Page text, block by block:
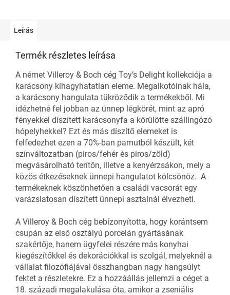
Leírás
Termék részletes leírása
A német Villeroy & Boch cég Toy’s Delight kollekciója a
karácsony kihagyhatatlan eleme. Megalkotóinak hála,
a karácsony hangulata tükröződik a termékekből. Mi
idézhetné fel jobban az ünnep légkörét, mint az apró
fényekkel díszített karácsonyfa a körülötte szállingózó
hópelyhekkel? Ezt és más díszítő elemeket is
felfedezhet ezen a 70%-ban pamutból készült, két
színváltozatban (piros/fehér és piros/zöld)
megvásárolható terítőn, illetve a kenyérzsákon, mely a
közös étkezéseknek ünnepi hangulatot kölcsönöz. A
termékeknek köszönhetően a családi vacsorát egy
varázslatosan díszített ünnepi asztalnál élvezheti.
A Villeroy & Boch cég bebízonyította, hogy korántsem
csupán az első osztályú porcelán gyártásának
szakértője, hanem ügyfelei részére más konyhai
kiegészítőkkel és dekorációkkal is szolgál, melyeknél a
vállalat filozófiájával összhangban nagy hangsúlyt
fektet a részletekre. Ez a hozzáállás jellemzi a céget a
18. századi megalakulása óta, amikor a zseniális